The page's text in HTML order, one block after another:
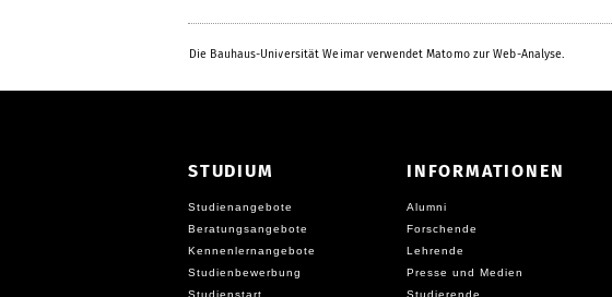
Die Bauhaus-Universität Weimar verwendet Matomo zur Web-Analyse.
STUDIUM
Studienangebote
Beratungsangebote
Kennenlernangebote
Studienbewerbung
Studienstart
INFORMATIONEN
Alumni
Forschende
Lehrende
Presse und Medien
Studierende